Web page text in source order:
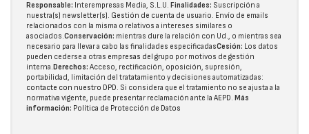
Responsable: Interempresas Media, S.L.U. Finalidades: Suscripción a
nuestra(s) newsletter(s). Gestión de cuenta de usuario. Envío de emails
relacionados con la misma o relativos a intereses similares o
asociados.Conservación: mientras dure la relación con Ud., o mientras sea
necesario para llevar a cabo las finalidades especificadasCesión: Los datos
pueden cederse a otras empresas del grupo por motivos de gestión
interna.Derechos: Acceso, rectificación, oposición, supresión,
portabilidad, limitación del tratatamiento y decisiones automatizadas:
contacte con nuestro DPD. Si considera que el tratamiento no se ajusta a la
normativa vigente, puede presentar reclamación ante la AEPD. Más
información: Política de Protección de Datos